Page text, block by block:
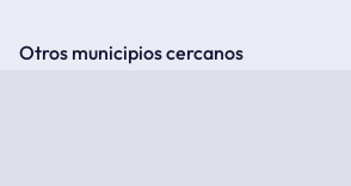
Otros municipios cercanos